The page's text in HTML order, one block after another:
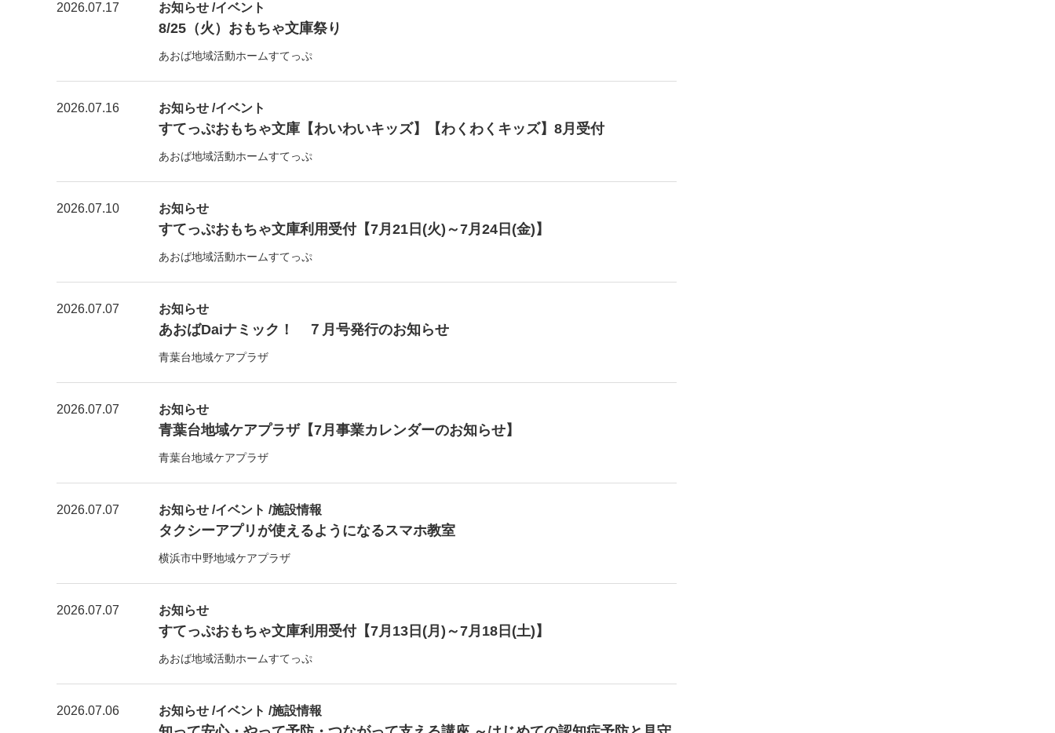
2026.07.17 お知らせ /イベント
8/25（火）おもちゃ文庫祭り
あおば地域活動ホームすてっぷ
2026.07.16 お知らせ /イベント
すてっぷおもちゃ文庫【わいわいキッズ】【わくわくキッズ】8月受付
あおば地域活動ホームすてっぷ
2026.07.10 お知らせ
すてっぷおもちゃ文庫利用受付【7月21日(火)～7月24日(金)】
あおば地域活動ホームすてっぷ
2026.07.07 お知らせ
あおばDaiナミック！ ７月号発行のお知らせ
青葉台地域ケアプラザ
2026.07.07 お知らせ
青葉台地域ケアプラザ【7月事業カレンダーのお知らせ】
青葉台地域ケアプラザ
2026.07.07 お知らせ /イベント /施設情報
タクシーアプリが使えるようになるスマホ教室
横浜市中野地域ケアプラザ
2026.07.07 お知らせ
すてっぷおもちゃ文庫利用受付【7月13日(月)～7月18日(土)】
あおば地域活動ホームすてっぷ
2026.07.06 お知らせ /イベント /施設情報